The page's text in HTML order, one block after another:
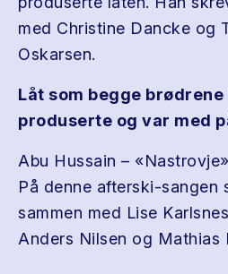
med Christine Dancke og
Oskarsen.
Låt som begge brødrene
produserte og var med
Abu Hussain – «Nastrovje»
På denne afterski-sangen
sammen med Lise
Anders Nilsen og Mathias